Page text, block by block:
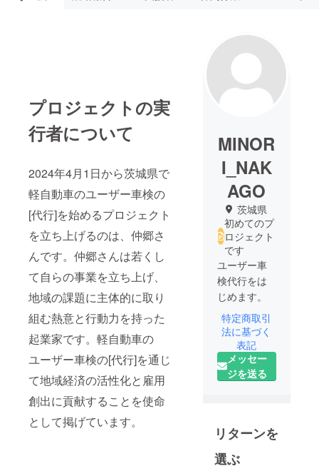
プロジェクトの実
行者について
2024年4月1日から茨城県で
軽自動車のユーザー車検の
[代行]を始めるプロジェクト
を立ち上げるのは、仲郷さ
んです。仲郷さんは若くし
て自らの事業を立ち上げ、
地域の課題に主体的に取り
組む熱意と行動力を持った
起業家です。軽自動車の
ユーザー車検の[代行]を通じ
て地域経済の活性化と雇用
創出に貢献することを使命
として掲げています。
MINOR
I_NAK
AGO
茨城県
初めてのプ
ロジェクト
です
ユーザー車
検代行をは
じめます。
スキマで
だいぶ以前
致しまし
た。
特定商取引
法に基づく
表記
メッセー
ジを送る
リターンを
選ぶ